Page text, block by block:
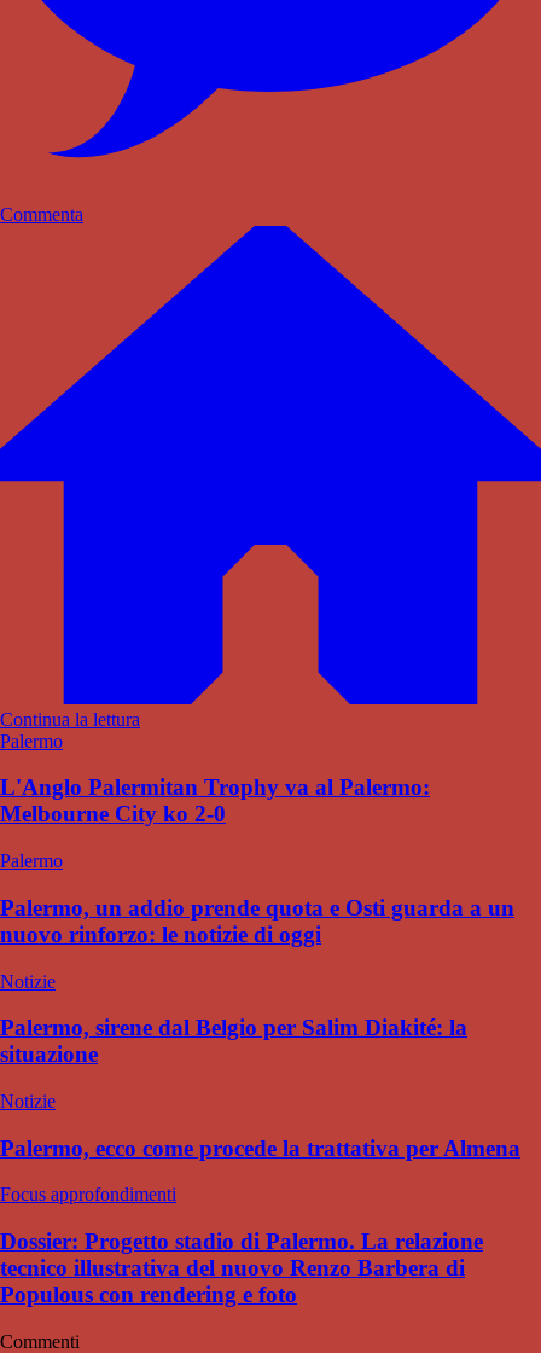
Commenta
Continua la lettura
Palermo
L'Anglo Palermitan Trophy va al Palermo:
Melbourne City ko 2-0
Palermo
Palermo, un addio prende quota e Osti guarda a un
nuovo rinforzo: le notizie di oggi
Notizie
Palermo, sirene dal Belgio per Salim Diakité: la
situazione
Notizie
Palermo, ecco come procede la trattativa per Almena
Focus approfondimenti
Dossier: Progetto stadio di Palermo. La relazione
tecnico illustrativa del nuovo Renzo Barbera di
Populous con rendering e foto
Commenti